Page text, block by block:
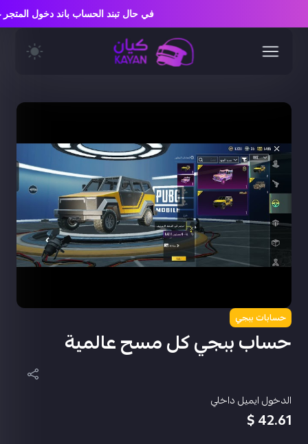
حسابات ببجي
حساب ببجي كل مسح عالمية
الدخول ايميل داخلي
42.61 $
في حال تبند الحساب باند دخول